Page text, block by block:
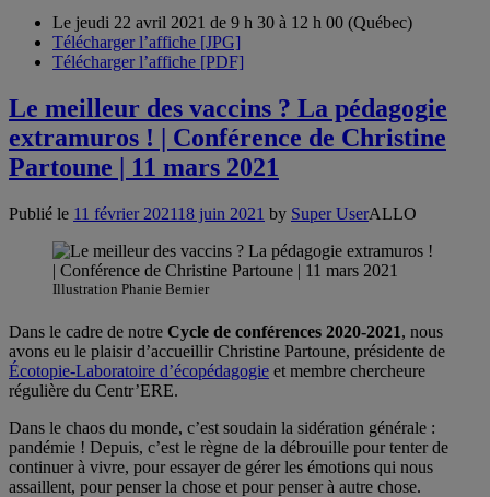
Le jeudi 22 avril 2021 de 9 h 30 à 12 h 00 (Québec)
Télécharger l’affiche [JPG]
Télécharger l’affiche [PDF]
Le meilleur des vaccins ? La pédagogie
extramuros ! | Conférence de Christine
Partoune | 11 mars 2021
Publié le 11 février 202118 juin 2021 by Super UserALLO
Illustration Phanie Bernier
Dans le cadre de notre Cycle de conférences 2020-2021, nous
avons eu le plaisir d’accueillir Christine Partoune, présidente de
Écotopie-Laboratoire d’écopédagogie et membre chercheure
régulière du Centr’ERE.
Dans le chaos du monde, c’est soudain la sidération générale :
pandémie ! Depuis, c’est le règne de la débrouille pour tenter de
continuer à vivre, pour essayer de gérer les émotions qui nous
assaillent, pour penser la chose et pour penser à autre chose.